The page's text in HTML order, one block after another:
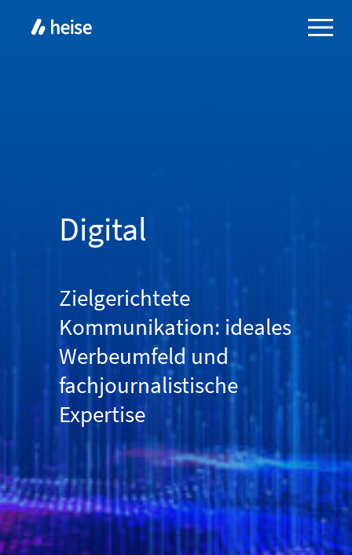
Digital
Zielgerichtete
Kommunikation: ideales
Werbeumfeld und
fachjournalistische
Expertise